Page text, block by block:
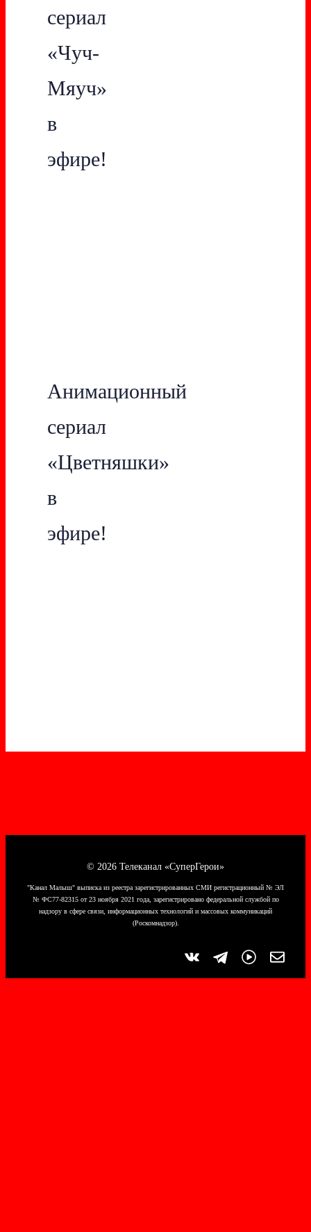
сериал
«Чуч-
Мяуч»
в
эфире!
Анимационный
сериал
«Цветняшки»
в
эфире!
© 2026 Телеканал «СуперГерои»
"Канал Малыш" выписка из реестра зарегистрированных СМИ регистрационный № ЭЛ
№ ФС77-82315 от 23 ноября 2021 года, зарегистрировано федеральной службой по
надзору в сфере связи, информационных технологий и массовых коммуникаций
(Роскомнадзор).